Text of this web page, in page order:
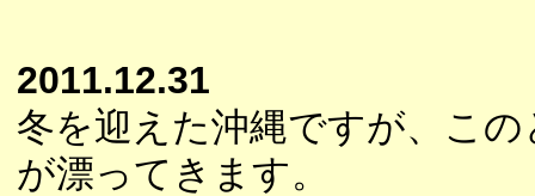
2011.12.31
冬を迎えた沖縄ですが、こ
が漂ってきます。